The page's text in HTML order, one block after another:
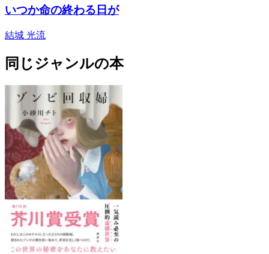
いつか命の終わる日が
結城 光流
同じジャンルの本